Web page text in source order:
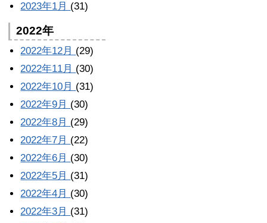
2023年1月 (31)
2022年
2022年12月 (29)
2022年11月 (30)
2022年10月 (31)
2022年9月 (30)
2022年8月 (29)
2022年7月 (22)
2022年6月 (30)
2022年5月 (31)
2022年4月 (30)
2022年3月 (31)